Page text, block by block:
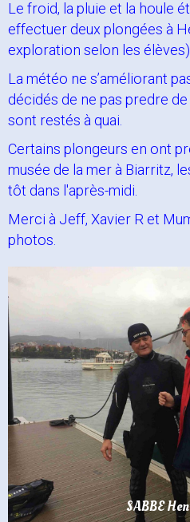
Contacts
Le froid, la pluie et la houle
effectuer deux plongées à
exploration selon les
La météo ne s’améliorant
décidés de ne pas predre
sont restés à quai.
Certains plongeurs en ont
musée de la mer à Biarritz,
tôt dans l'après-midi.
Merci à Jeff, Xavier R et
photos.
SABBE